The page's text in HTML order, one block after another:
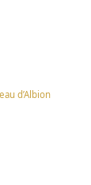
d’Albion